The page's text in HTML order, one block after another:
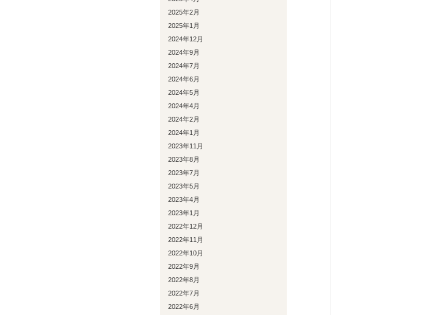
2025年2月
2025年1月
2024年12月
2024年9月
2024年7月
2024年6月
2024年5月
2024年4月
2024年2月
2024年1月
2023年11月
2023年8月
2023年7月
2023年5月
2023年4月
2023年1月
2022年12月
2022年11月
2022年10月
2022年9月
2022年8月
2022年7月
2022年6月